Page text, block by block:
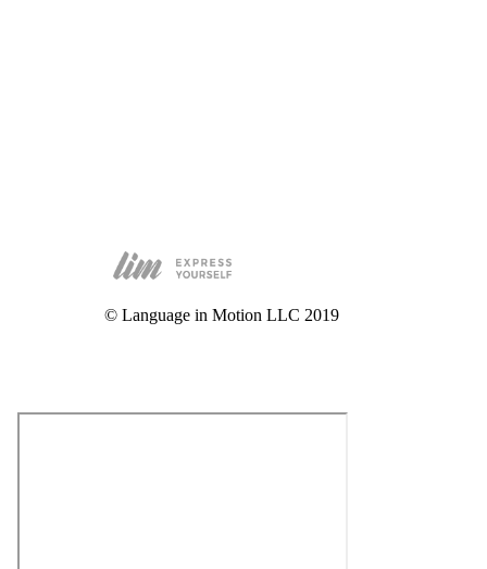
© Language in Motion LLC 2019